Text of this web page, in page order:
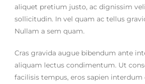
aliquet pretium justo, ac dignissim
sollicitudin. In vel quam ac tellus
Nullam a sem quam.
Cras gravida augue bibendum ante
aliquam lectus condimentum. Ut
facilisis tempus, eros sapien